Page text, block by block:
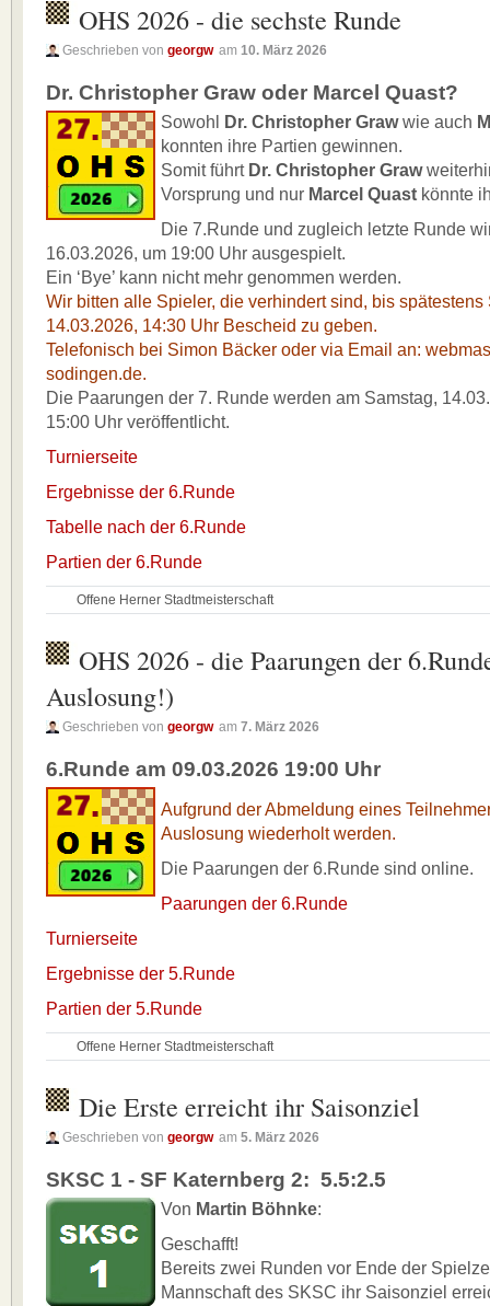
OHS 2026 - die sechste Runde
Geschrieben von georgw am 10. März 2026
Dr. Christopher Graw oder Marcel Quast?
Sowohl Dr. Christopher Grawwie auch
konnten ihre Partien gewinnen.
Somit führt Dr. Christopher Graw
Vorsprung und nur Marcel Quast könnte
Die 7.Runde und zugleich letzte Runde
16.03.2026, um 19:00 Uhr ausgespielt.
Ein ‘Bye’ kann nicht mehr genommen werden.
Wir bitten alle Spieler, die verhindert sind, bis spätestens
14.03.2026, 14:30 Uhr Bescheid zu geben.
Telefonisch bei Simon Bäcker oder via Email an:
sodingen.de.
Die Paarungen der 7. Runde werden am Samstag,
15:00 Uhr veröffentlicht.
Turnierseite
Ergebnisse der 6.Runde
Tabelle nach der 6.Runde
Partien der 6.Runde
Offene Herner Stadtmeisterschaft
OHS 2026 - die Paarungen der
Auslosung!)
Geschrieben von georgw am 7. März 2026
6.Runde am 09.03.2026 19:00 Uhr
Aufgrund der Abmeldung eines
Auslosung wiederholt werden.
Die Paarungen der 6.Runde sind online.
Paarungen der 6.Runde
Turnierseite
Ergebnisse der 5.Runde
Partien der 5.Runde
Offene Herner Stadtmeisterschaft
Die Erste erreicht ihr Saisonziel
Geschrieben von georgw am 5. März 2026
SKSC 1 - SF Katernberg 2: 5.5:2.5
Von Martin Böhnke:
Geschafft!
Bereits zwei Runden vor Ende der
Mannschaft des SKSC ihr Saisonziel